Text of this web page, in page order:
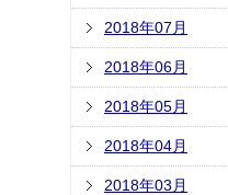
2018年07月
2018年06月
2018年05月
2018年04月
2018年03月